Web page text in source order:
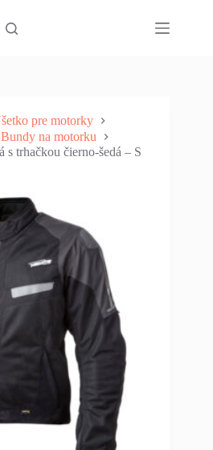
pre motorky
Bundy na motorku
s trhačkou čierno-šedá – S